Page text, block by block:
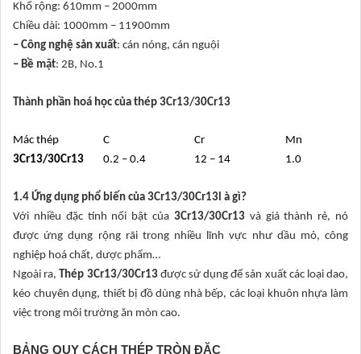
Khổ rộng: 610mm – 2000mm
Chiều dài: 1000mm – 11900mm
– Công nghệ sản xuất: cán nóng, cán nguội
– Bề mặt: 2B, No.1
Thành phần hoá học của thép 3Cr13/30Cr13
Mác thép C Cr
Mn
3Cr13/30Cr13
0.2 – 0.4 12 – 14 1.0
1.4 Ứng dụng phổ biến của 3Cr13/30Cr13l à gì?
Với nhiều đặc tính nổi bật của 3Cr13/30Cr13 và giá thành rẻ, nó
được ứng dụng rộng rãi trong nhiều lĩnh vực như dầu mỏ, công
nghiệp hoá chất, dược phẩm…
Ngoài ra, Thép 3Cr13/30Cr13 được sử dụng để sản xuất các loại dao,
kéo chuyên dụng, thiết bị đồ dùng nhà bếp, các loại khuôn nhựa làm
việc trong môi trường ăn mòn cao.
BẢNG QUY CÁCH THÉP TRÒN ĐẶC